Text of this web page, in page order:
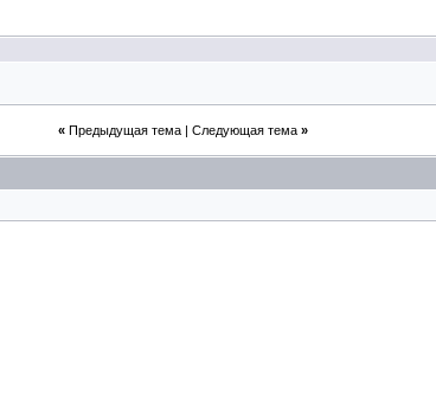
« Предыдущая тема| Следующая тема »